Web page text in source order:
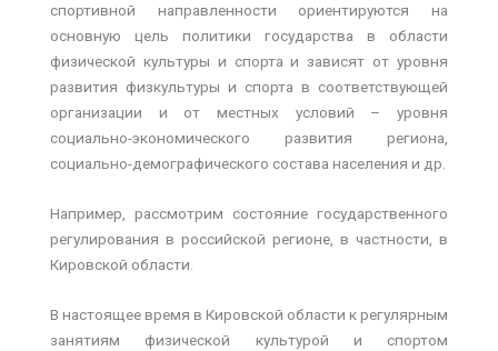
спортивной направленности ориентируются на
основную цель политики государства в области
физической культуры и спорта и зависят от уровня
развития физкультуры и спорта в соответствующей
организации и от местных условий – уровня
социально-экономического развития региона,
социально-демографического состава населения и др.
Например, рассмотрим состояние государственного
регулирования в российской регионе, в частности, в
Кировской области.
В настоящее время в Кировской области к регулярным
занятиям физической культурой и спортом